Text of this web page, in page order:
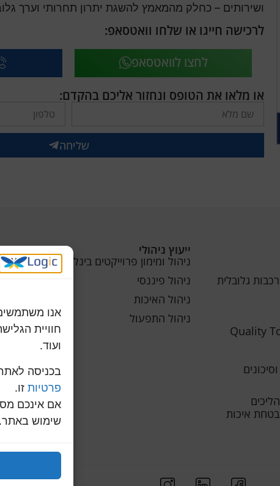
חוויית
ועוד.
בכניסה
פרטיות זו.
אם אינכם
שימוש באתר.
ושירותים – כחלק מהמאמץ להשגת יתרון תחרותי וערך
לרכישה חייגו או שלחו וואטסאפ:
לחצו לוואטסאפ
או מלאו את הטופס ונחזור אליכם בהקדם:
שליחה
גלובלית
איכות
ייעוץ ניהולי
ניהול ומימון פרוייקטים בינלאומיים
ניהול פיננסי
ניהול האיכות
ניהול התפעול